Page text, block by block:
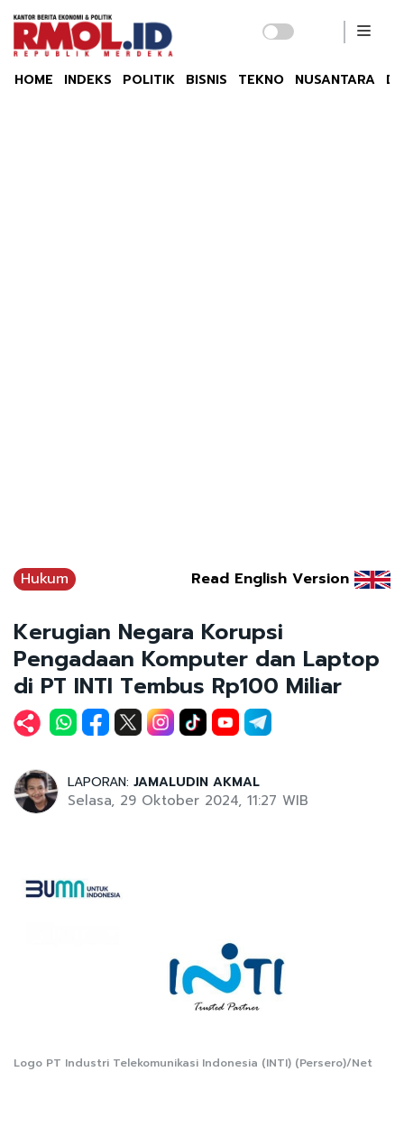
HOME INDEKS POLITIK BISNIS TEKNO NUSANTARA
Hukum Read English Version
Kerugian Negara Korupsi
Pengadaan Komputer dan Laptop
di PT INTI Tembus Rp100 Miliar
LAPORAN: JAMALUDIN AKMAL
Selasa, 29 Oktober 2024, 11:27 WIB
Logo PT Industri Telekomunikasi Indonesia (INTI) (Persero)/Net